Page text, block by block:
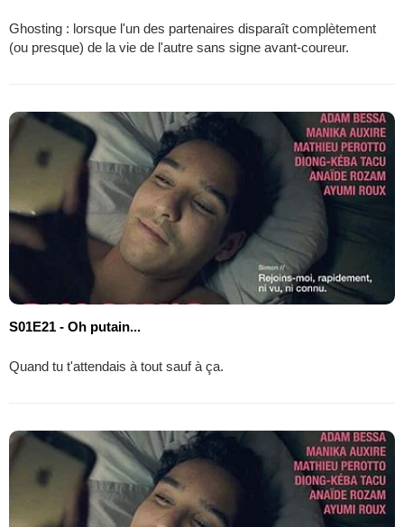
Ghosting : lorsque l'un des partenaires disparaît complètement
(ou presque) de la vie de l'autre sans signe avant-coureur.
S01E21 - Oh putain...
Quand tu t'attendais à tout sauf à ça.